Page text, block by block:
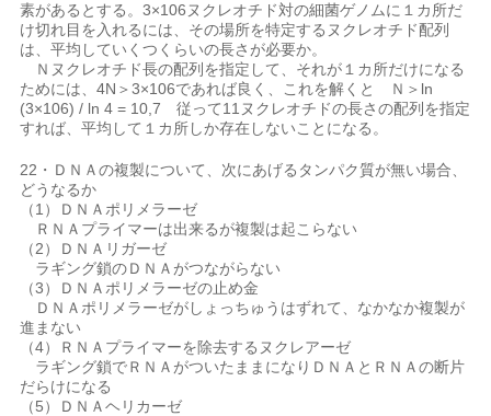
素があるとする。3×106ヌクレオチド対の細菌ゲノムに１カ所だ
け切れ目を入れるには、その場所を特定するヌクレオチド配列
は、平均していくつくらいの長さが必要か。
Ｎヌクレオチド長の配列を指定して、それが１カ所だけになる
ためには、4N＞3×106であれば良く、これを解くと Ｎ＞ln
(3×106) / ln 4 = 10,7 従って11ヌクレオチドの長さの配列を指定
すれば、平均して１カ所しか存在しないことになる。
22・ＤＮＡの複製について、次にあげるタンパク質が無い場合、
どうなるか
（1）ＤＮＡポリメラーゼ
ＲＮＡプライマーは出来るが複製は起こらない
（2）ＤＮＡリガーゼ
ラギング鎖のＤＮＡがつながらない
（3）ＤＮＡポリメラーゼの止め金
ＤＮＡポリメラーゼがしょっちゅうはずれて、なかなか複製が
進まない
（4）ＲＮＡプライマーを除去するヌクレアーゼ
ラギング鎖でＲＮＡがついたままになりＤＮＡとＲＮＡの断片
だらけになる
（5）ＤＮＡヘリカーゼ